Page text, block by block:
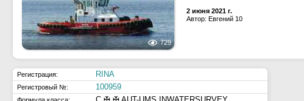
729
2 июня 2021 г.
Автор: Евгений 10
Регистрация: RINA
Регистровый №: 100959